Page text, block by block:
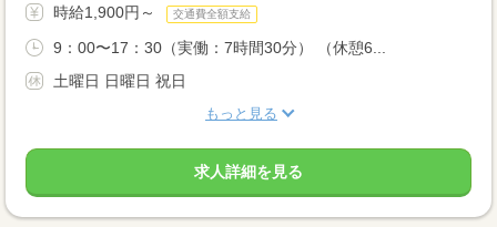
時給1,900円～ 交通費全額支給
9：00〜17：30（実働：7時間30分） （休憩6...
土曜日 日曜日 祝日
もっと見る
求人詳細を見る